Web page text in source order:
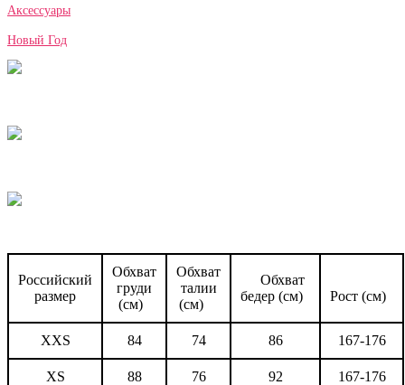
Аксессуары
Новый Год
Российский
размер
Обхват
груди
(см)
Обхват
талии
(см)
Обхват
бедер (см)
Рост (см)
XXS 84 74 86 167-176
XS 88 76 92 167-176